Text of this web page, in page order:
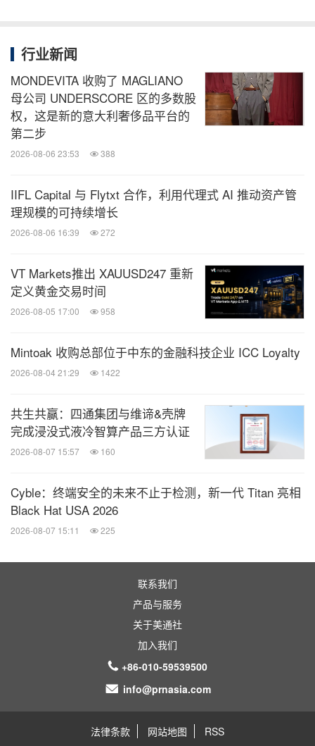
行业新闻
MONDEVITA 收购了 MAGLIANO
母公司 UNDERSCORE 区的多数股
权，这是新的意大利奢侈品平台的
第二步
2026-08-06 23:53 388
IIFL Capital 与 Flytxt 合作，利用代理式 AI 推动资产管
理规模的可持续增长
2026-08-06 16:39 272
VT Markets推出 XAUUSD247 重新
定义黄金交易时间
2026-08-05 17:00 958
Mintoak 收购总部位于中东的金融科技企业 ICC Loyalty
2026-08-04 21:29 1422
共生共赢：四通集团与维谛&壳牌
完成浸没式液冷智算产品三方认证
2026-08-07 15:57 160
Cyble：终端安全的未来不止于检测，新一代 Titan 亮相
Black Hat USA 2026
2026-08-07 15:11 225
联系我们
产品与服务
关于美通社
加入我们
+86-010-59539500
info@prnasia.com
法律条款 网站地图 RSS